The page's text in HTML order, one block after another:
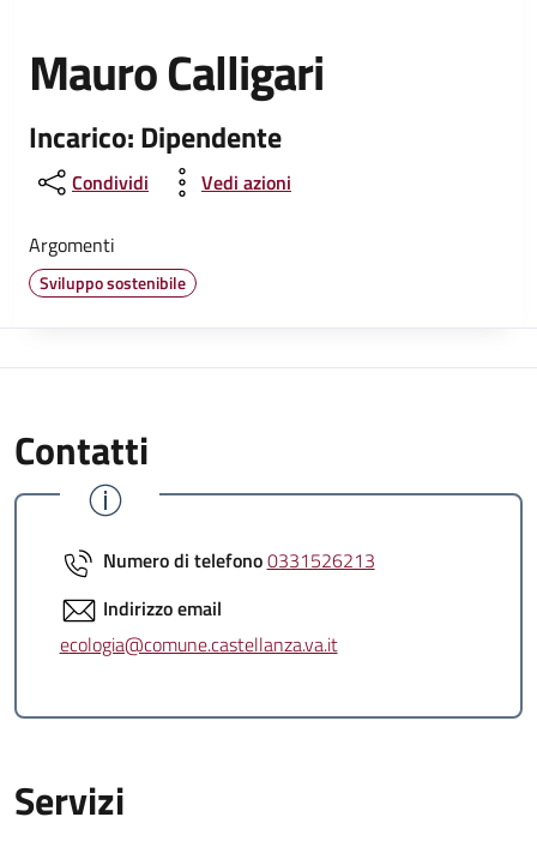
Mauro Calligari
Incarico: Dipendente
Condividi Vedi azioni
Argomenti
Sviluppo sostenibile
Contatti
Numero di telefono0331526213
Indirizzo email
ecologia@comune.castellanza.va.it
Servizi